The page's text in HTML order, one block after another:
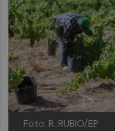
Foto: R. RUBIO/EP